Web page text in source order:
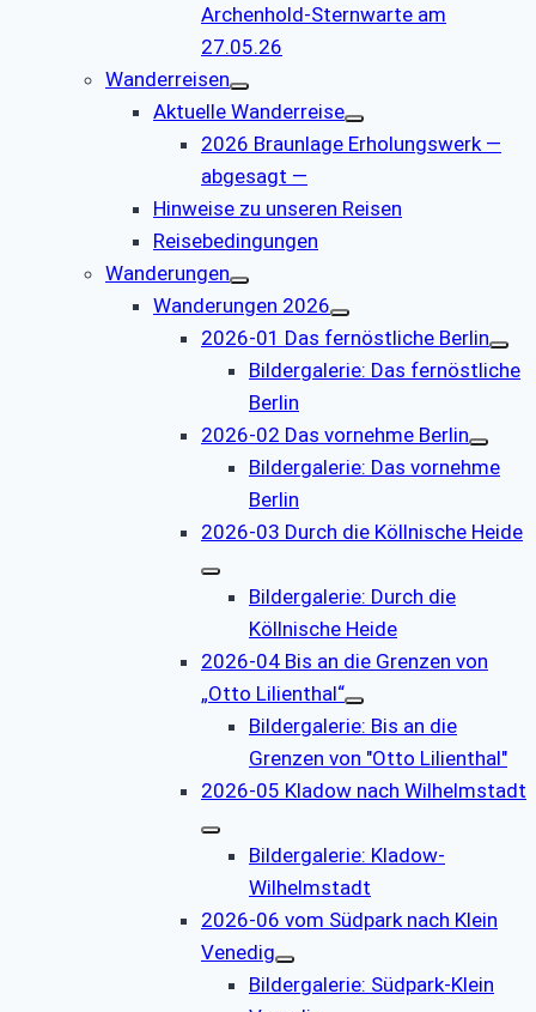
Archenhold-Sternwarte am
27.05.26
Wanderreisen
Aktuelle Wanderreise
2026 Braunlage Erholungswerk —
abgesagt —
Hinweise zu unseren Reisen
Reisebedingungen
Wanderungen
Wanderungen 2026
2026-01 Das fernöstliche Berlin
Bildergalerie: Das fernöstliche
Berlin
2026-02 Das vornehme Berlin
Bildergalerie: Das vornehme
Berlin
2026-03 Durch die Köllnische Heide
Bildergalerie: Durch die
Köllnische Heide
2026-04 Bis an die Grenzen von
„Otto Lilienthal“
Bildergalerie: Bis an die
Grenzen von "Otto Lilienthal"
2026-05 Kladow nach Wilhelmstadt
Bildergalerie: Kladow-
Wilhelmstadt
2026-06 vom Südpark nach Klein
Venedig
Bildergalerie: Südpark-Klein